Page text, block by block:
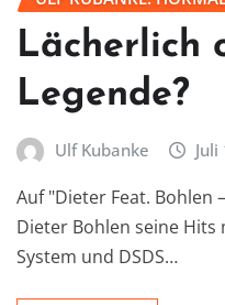
Lächerlich
Legende?
Ulf Kubanke
Auf "Dieter Feat. Bohlen
Dieter Bohlen seine Hits
System und DSDS…